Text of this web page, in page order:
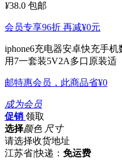
¥38.0 包邮
会员专享96折 再减¥0元
iphone6充电器安卓快充手机
用7一套装5V2A多口原装适
邮特惠会员，此商品省¥0
成为会员
促销 领取
选择颜色 尺寸
请选择收货地址
江苏省|快递： 免运费